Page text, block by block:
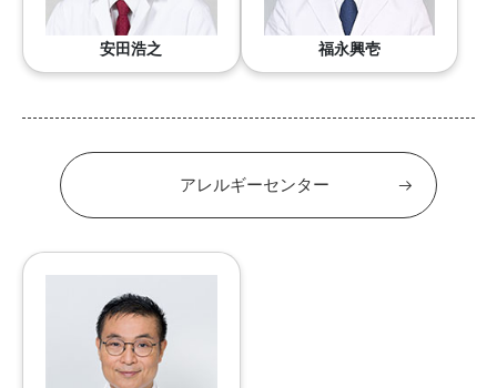
安田浩之 福永興壱
アレルギーセンター